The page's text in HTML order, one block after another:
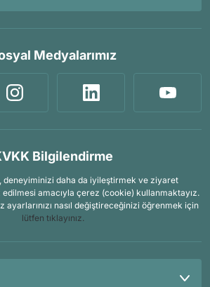
Medyalarımız
Bilgilendirme
deneyiminizi daha da iyileştirmek ve ziyaret
edilmesi amacıyla çerez (cookie) kullanmaktayız.
ayarlarınızı nasıl değiştireceğinizi öğrenmek için
lütfen tıklayınız.